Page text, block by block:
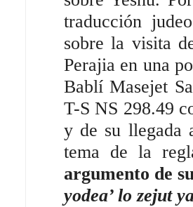
traducción
sobre la visita
Perajia en una
Bablí Masejet
T-S NS 298.49
y de su llegada
tema de la
argumento de
yodea’ lo zejut